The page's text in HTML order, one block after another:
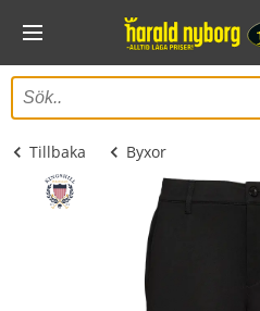
Tillbaka Byxor